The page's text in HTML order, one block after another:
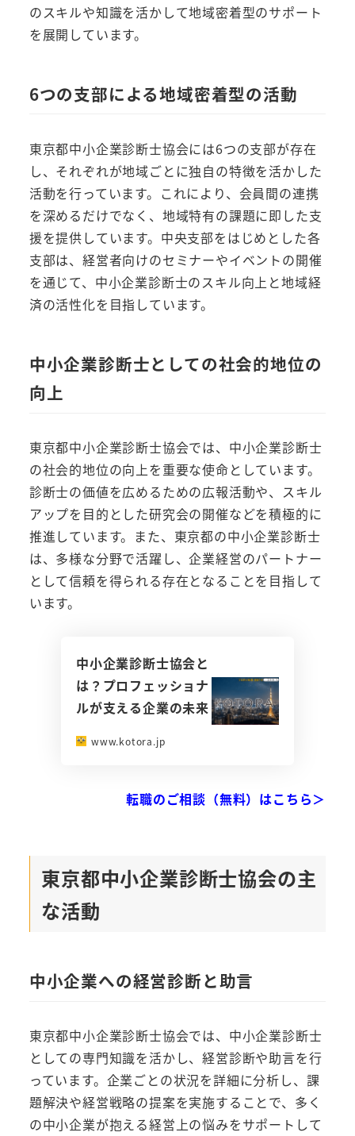
のスキルや知識を活かして地域密着型のサポート
を展開しています。
6つの支部による地域密着型の活動
東京都中小企業診断士協会には6つの支部が存在
し、それぞれが地域ごとに独自の特徴を活かした
活動を行っています。これにより、会員間の連携
を深めるだけでなく、地域特有の課題に即した支
援を提供しています。中央支部をはじめとした各
支部は、経営者向けのセミナーやイベントの開催
を通じて、中小企業診断士のスキル向上と地域経
済の活性化を目指しています。
中小企業診断士としての社会的地位の
向上
東京都中小企業診断士協会では、中小企業診断士
の社会的地位の向上を重要な使命としています。
診断士の価値を広めるための広報活動や、スキル
アップを目的とした研究会の開催などを積極的に
推進しています。また、東京都の中小企業診断士
は、多様な分野で活躍し、企業経営のパートナー
として信頼を得られる存在となることを目指して
います。
中小企業診断士協会と
は？プロフェッショナ
ルが支える企業の未来
www.kotora.jp
転職のご相談（無料）はこちら＞
東京都中小企業診断士協会の主
な活動
中小企業への経営診断と助言
東京都中小企業診断士協会では、中小企業診断士
としての専門知識を活かし、経営診断や助言を行
っています。企業ごとの状況を詳細に分析し、課
題解決や経営戦略の提案を実施することで、多く
の中小企業が抱える経営上の悩みをサポートして